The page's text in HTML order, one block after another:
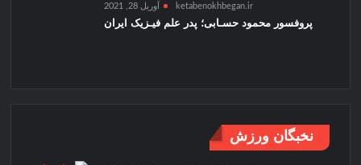
ketabenokhbegan.ir آوریل 28, 2021
پروفسور محمود حسـابی؛ پدر علم فیـزیک ایران
نخبگان ورزش